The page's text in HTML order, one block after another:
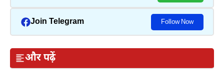
Join Telegram Follow Now
और पढ़ें